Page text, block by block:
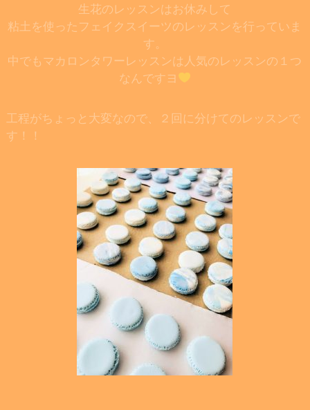
生花のレッスンはお休みして
粘土を使ったフェイクスイーツのレッスンを行っていま
す。
中でもマカロンタワーレッスンは人気のレッスンの１つ
なんですヨ
工程がちょっと大変なので、２回に分けてのレッスンで
す！！